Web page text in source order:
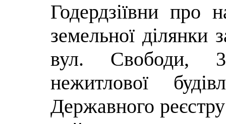
Годердзіївни про
земельної ділянки
вул. Свободи,
нежитлової
Державного